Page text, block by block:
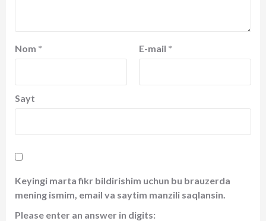
Nom * E-mail *
Sayt
Keyingi marta fikr bildirishim uchun bu brauzerda
mening ismim, email va saytim manzili saqlansin.
Please enter an answer in digits: